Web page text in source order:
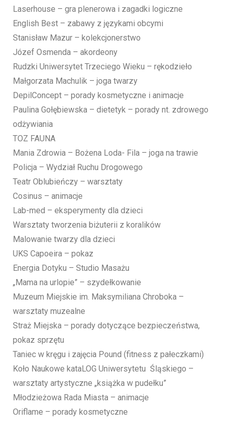
Laserhouse – gra plenerowa i zagadki logiczne
English Best – zabawy z językami obcymi
Stanisław Mazur – kolekcjonerstwo
Józef Osmenda – akordeony
Rudzki Uniwersytet Trzeciego Wieku – rękodzieło
Małgorzata Machulik – joga twarzy
DepilConcept – porady kosmetyczne i animacje
Paulina Gołębiewska – dietetyk – porady nt. zdrowego
odżywiania
TOZ FAUNA
Mania Zdrowia – Bożena Loda- Fila – joga na trawie
Policja – Wydział Ruchu Drogowego
Teatr Oblubieńczy – warsztaty
Cosinus – animacje
Lab-med – eksperymenty dla dzieci
Warsztaty tworzenia biżuterii z koralików
Malowanie twarzy dla dzieci
UKS Capoeira – pokaz
Energia Dotyku – Studio Masażu
„Mama na urlopie” – szydełkowanie
Muzeum Miejskie im. Maksymiliana Chroboka –
warsztaty muzealne
Straż Miejska – porady dotyczące bezpieczeństwa,
pokaz sprzętu
Taniec w kręgu i zajęcia Pound (fitness z pałeczkami)
Koło Naukowe kataLOG Uniwersytetu Śląskiego –
warsztaty artystyczne „książka w pudełku”
Młodzieżowa Rada Miasta – animacje
Oriflame – porady kosmetyczne